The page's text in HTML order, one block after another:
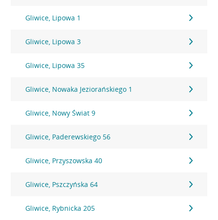
Gliwice, Lipowa 1
Gliwice, Lipowa 3
Gliwice, Lipowa 35
Gliwice, Nowaka Jeziorańskiego 1
Gliwice, Nowy Świat 9
Gliwice, Paderewskiego 56
Gliwice, Przyszowska 40
Gliwice, Pszczyńska 64
Gliwice, Rybnicka 205